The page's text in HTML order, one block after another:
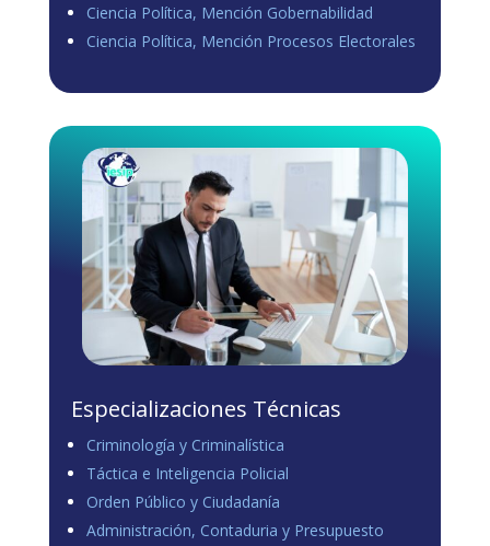
Ciencia Política, Mención Gobernabilidad
Ciencia Política, Mención Procesos Electorales
Especializaciones Técnicas
Criminología y Criminalística
Táctica e Inteligencia Policial
Orden Público y Ciudadanía
Administración, Contaduria y Presupuesto